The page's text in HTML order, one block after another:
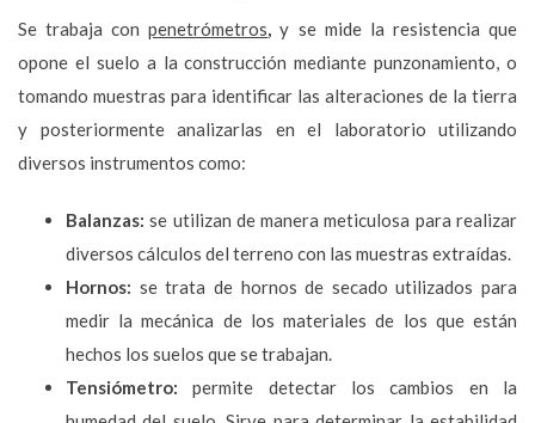
Se trabaja conpenetrómetros,y se mide la resistencia que
opone el suelo a la construcción mediante punzonamiento, o
tomando muestras para identificar las alteraciones de la tierra
y posteriormente analizarlas en el laboratorio utilizando
diversos instrumentos como:
Balanzas: se utilizan de manera meticulosa para realizar
diversos cálculos del terreno con las muestras extraídas.
Hornos: se trata de hornos de secado utilizados para
medir la mecánica de los materiales de los que están
hechos los suelos que se trabajan.
Tensiómetro: permite detectar los cambios en la